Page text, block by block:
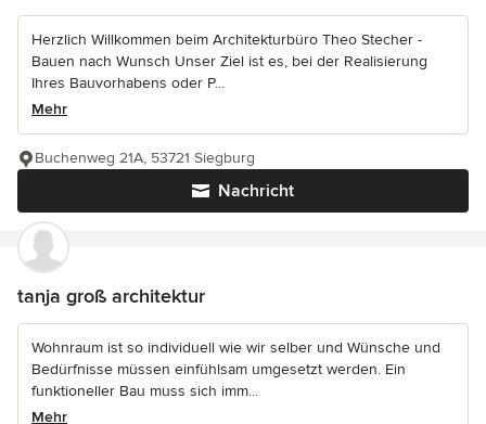
Herzlich Willkommen beim Architekturbüro Theo Stecher -
Bauen nach Wunsch Unser Ziel ist es, bei der Realisierung
Ihres Bauvorhabens oder P...
Mehr
Nachricht
Buchenweg 21A, 53721 Siegburg
tanja groß architektur
Wohnraum ist so individuell wie wir selber und Wünsche und
Bedürfnisse müssen einfühlsam umgesetzt werden. Ein
funktioneller Bau muss sich imm...
Mehr